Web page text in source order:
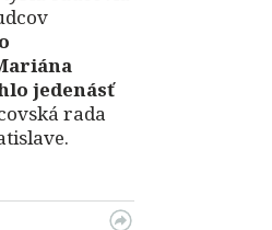
jedenásť
rada